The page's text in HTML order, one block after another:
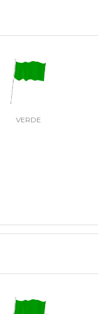
VERDE